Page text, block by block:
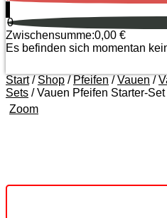
0
Zwischensumme:0,00 €
Es befinden sich momentan
Start/ Shop / Pfeifen /Vauen /
Sets / Vauen Pfeifen Starter-
Zoom